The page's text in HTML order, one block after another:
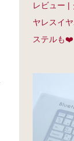
レビュー |
ヤレスイ
ステルも❤️